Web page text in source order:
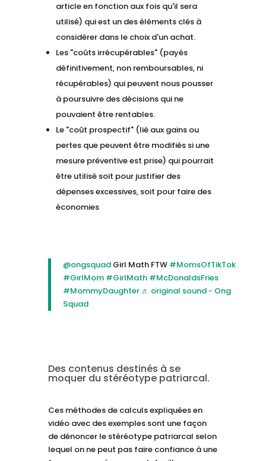
article en fonction aux fois qu'il sera
utilisé) qui est un des éléments clés à
considérer dans le choix d'un achat.
Les "coûts irrécupérables" (payés
définitivement, non remboursables, ni
récupérables) qui peuvent nous pousser
à poursuivre des décisions qui ne
pouvaient être rentables.
Le "coût prospectif" (lié aux gains ou
pertes que peuvent être modifiés si une
mesure préventive est prise) qui pourrait
être utilisé soit pour justifier des
dépenses excessives, soit pour faire des
économies
@ongsquadGirl Math FTW #MomsOfTikTok
#GirlMom #GirlMath #McDonaldsFries
#MommyDaughter ♬ original sound - Ong
Squad
Des contenus destinés à se
moquer du stéréotype patriarcal.
Ces méthodes de calculs expliquées en
vidéo avec des exemples sont une façon
de dénoncer le stéréotype patriarcal selon
lequel on ne peut pas faire confiance à une